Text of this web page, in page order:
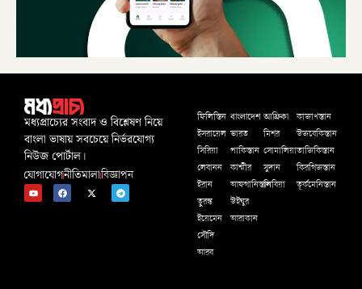
মধ্যপ্রাচ্যের সংবাদ ও বিশ্লেষণ নিয়ে
বাংলা ভাষায় সবচেয়ে নির্ভরযোগ্য
নিউজ পোর্টাল।
যোগাযোগনীতিমালাবিজ্ঞাপন
ফিলিস্তিন
ইসরায়েল
সিরিয়া
লেবানন
ইরান
তুরস্ক
ইয়েমেন
সৌদি
আরব
বাংলাদেশ
ভারত
পাকিস্তান
কাশ্মীর
আফগানিস্তান
উইঘুর
আরাকান
আফ্রিকা
মিশর
সোমালিয়া
সুদান
লিবিয়া
কাজাখস্তান
উজবেকিস্তান
তাজিকিস্তান
কিরগিজস্তান
তূর্কমেনিস্তান